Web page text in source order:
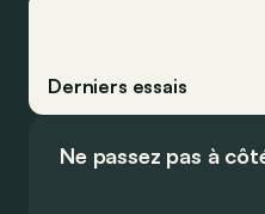
Derniers essais
Ne passez pas à